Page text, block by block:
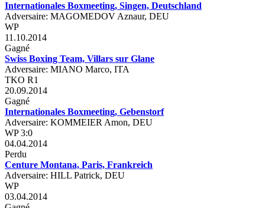
Internationales Boxmeeting, Singen, Deutschland
Adversaire: MAGOMEDOV Aznaur, DEU
WP
11.10.2014
Gagné
Swiss Boxing Team, Villars sur Glane
Adversaire: MIANO Marco, ITA
TKO R1
20.09.2014
Gagné
Internationales Boxmeeting, Gebenstorf
Adversaire: KOMMEIER Amon, DEU
WP 3:0
04.04.2014
Perdu
Centure Montana, Paris, Frankreich
Adversaire: HILL Patrick, DEU
WP
03.04.2014